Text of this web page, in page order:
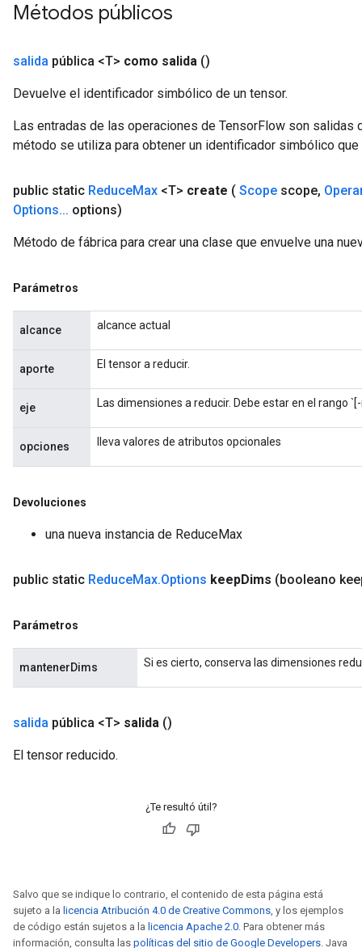
Métodos públicos
salida pública <T> como salida ()
Devuelve el identificador simbólico de un tensor.
Las entradas de las operaciones de TensorFlow son salidas
método se utiliza para obtener un identificador simbólico
public static ReduceMax <T> create ( Scope scope,
Options... options)
Método de fábrica para crear una clase que envuelve una
Parámetros
alcance alcance actual
aporte El tensor a reducir.
eje Las dimensiones a reducir. Debe estar en el rango
opciones lleva valores de atributos opcionales
Devoluciones
una nueva instancia de ReduceMax
public static ReduceMax.Options keepDims (booleano
Parámetros
mantenerDims Si es cierto, conserva las dimensiones
salida pública <T> salida ()
El tensor reducido.
¿Te resultó útil?
Salvo que se indique lo contrario, el contenido de esta página está
sujeto a la licencia Atribución 4.0 de Creative Commons, y los ejemplos
de código están sujetos a la licencia Apache 2.0. Para obtener más
información, consulta las políticas del sitio de Google Developers. Java